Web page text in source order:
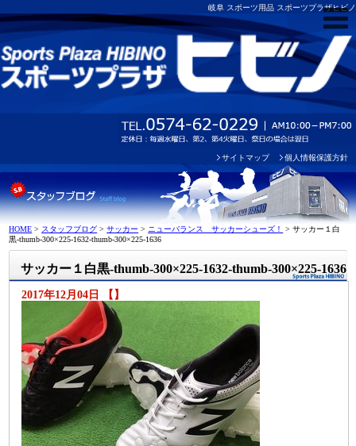
岐阜 スポーツ用品 スポーツプラザヒビノ
サイトマップ 個人情報保護方針
HOME > スタッフブログ >サッカー > ニューバランス サッカーシューズ！ >サッカー１白
黒-thumb-300×225-1632-thumb-300×225-1636
サッカー１白黒-thumb-300×225-1632-thumb-300×225-1636
2017年12月04日 【】